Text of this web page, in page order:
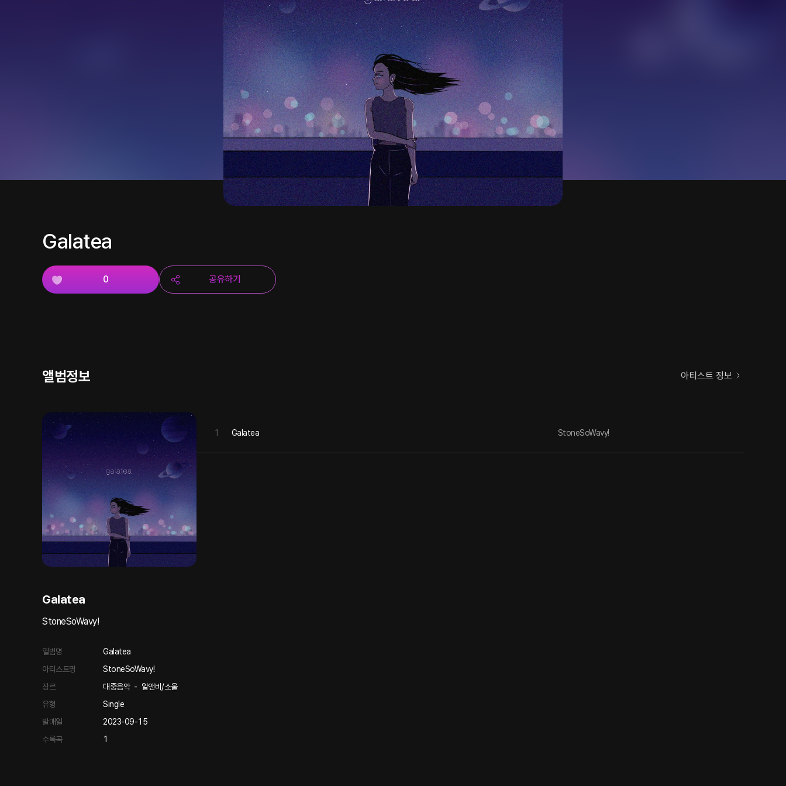
Galatea
0 공유하기
앨범정보 아티스트 정보
Galatea
StoneSoWavy!
앨범명
Galatea
아티스트명
StoneSoWavy!
장르
대중음악- 알앤비/소울
유형
Single
발매일
2023-09-15
수록곡
1
1 Galatea StoneSoWavy!